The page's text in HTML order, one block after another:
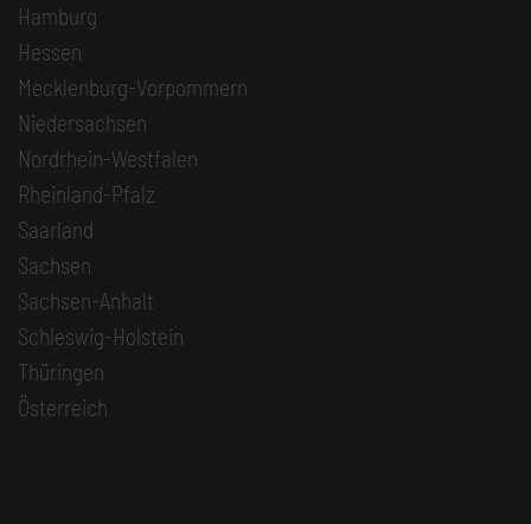
Hamburg
Hessen
Mecklenburg-Vorpommern
Niedersachsen
Nordrhein-Westfalen
Rheinland-Pfalz
Saarland
Sachsen
Sachsen-Anhalt
Schleswig-Holstein
Thüringen
Österreich